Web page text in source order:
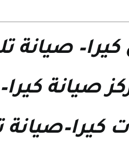
–صيانة
صيانة كيرا
كيرا–صيانة